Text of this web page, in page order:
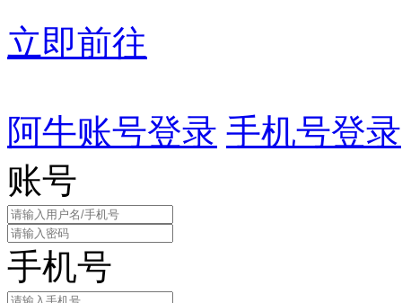
立即前往
阿牛账号登录 手机号登录
账号
手机号